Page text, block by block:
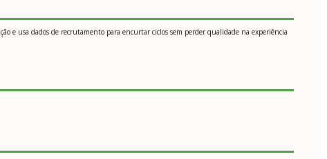
e usa dados de recrutamento para encurtar ciclos sem perder qualidade na experiência